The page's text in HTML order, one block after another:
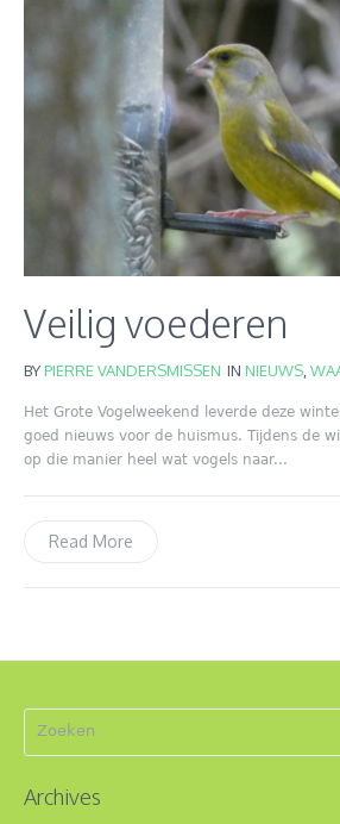
Veilig voederen
BYPIERRE VANDERSMISSEN IN NIEUWS
Het Grote Vogelweekend leverde deze
goed nieuws voor de huismus. Tijdens de
op die manier heel wat vogels naar...
Read More
Archives